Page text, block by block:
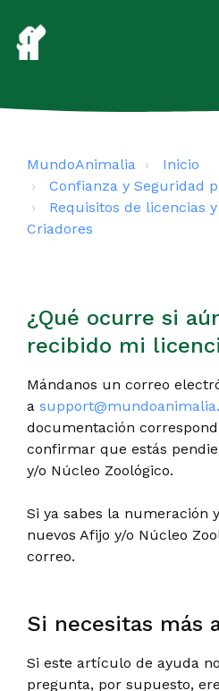
MundoAnimalia
Inicio
Confianza y Seguridad
Requisitos de licencias
Criadores
¿Qué ocurre si
recibido mi
Mándanos un correo
a
documentación
confirmar que estás
y/o Núcleo Zoológico.
Si ya sabes la numeración
nuevos Afijo y/o Núcleo
correo.
Si necesitas más
Si este artículo de ayuda
pregunta, por supuesto,